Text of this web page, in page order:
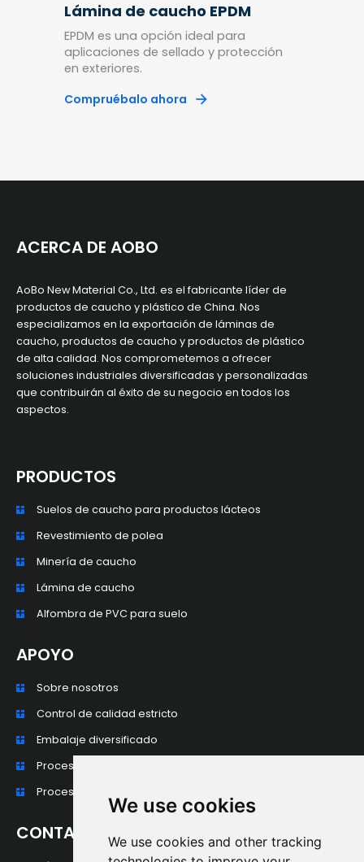
We use cookies
We use cookies and other tracking
Lámina de caucho EPDM
EPDM es una opción ideal para
aplicaciones de sellado y protección
en exteriores.
Compruébalo ahora
ACERCA DE AOBO
AoBo New Material Co., Ltd. es el fabricante líder de
productos de caucho y plástico de China. Nos
especializamos en la exportación de láminas de
caucho, productos de caucho y productos de plástico
de alta calidad. Nos comprometemos a ofrecer
soluciones industriales diversificadas y personalizadas
que contribuirán al éxito de su negocio en todos los
aspectos.
PRODUCTOS
Suelos de caucho para productos lácteos
Revestimiento de polea
Minería de caucho
Lámina de caucho
Alfombra de PVC para suelo
APOYO
Sobre nosotros
Control de calidad estricto
Embalaje diversificado
Proceso de producción
Procesamiento profundo y personalización
CONTACTO